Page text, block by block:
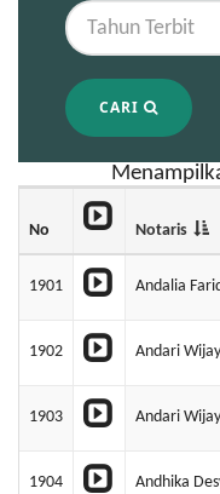
CARI
No Notaris
1901 Andalia
1902 Andari
1903 Andari
1904 Andhika